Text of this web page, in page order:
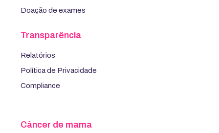
Doação de exames
Transparência
Relatórios
Política de Privacidade
Compliance
Câncer de mama